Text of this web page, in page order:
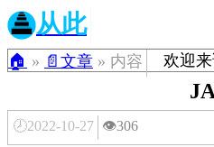
从此
🏠 » 📄文章 » 内容 欢迎来
🕗2022-10-27 👁️306